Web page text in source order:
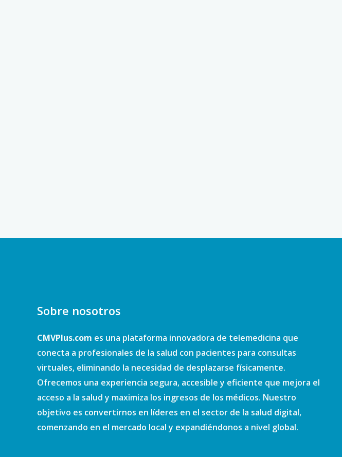
Sobre nosotros
CMVPlus.com es una plataforma innovadora de telemedicina que
conecta a profesionales de la salud con pacientes para consultas
virtuales, eliminando la necesidad de desplazarse físicamente.
Ofrecemos una experiencia segura, accesible y eficiente que mejora el
acceso a la salud y maximiza los ingresos de los médicos. Nuestro
objetivo es convertirnos en líderes en el sector de la salud digital,
comenzando en el mercado local y expandiéndonos a nivel global.